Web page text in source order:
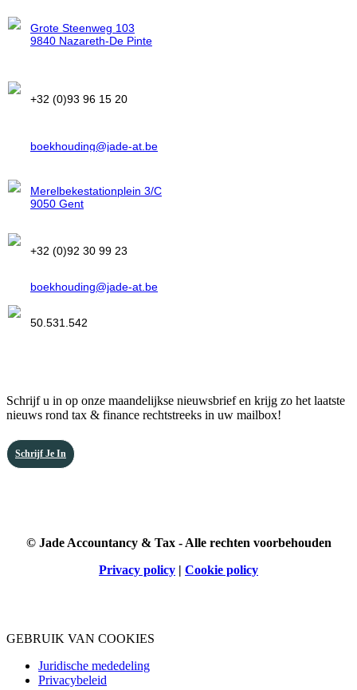
Grote Steenweg 103
9840 Nazareth-De Pinte
+32 (0)93 96 15 20
boekhouding@jade-at.be
Merelbekestationplein 3/C
9050 Gent
+32 (0)92 30 99 23
boekhouding@jade-at.be
50.531.542
Schrijf u in op onze maandelijkse nieuwsbrief en krijg zo het laatste
nieuws rond tax & finance rechtstreeks in uw mailbox!
Schrijf Je In
© Jade Accountancy & Tax - Alle rechten voorbehouden
Privacy policy | Cookie policy
GEBRUIK VAN COOKIES
Juridische mededeling
Privacybeleid